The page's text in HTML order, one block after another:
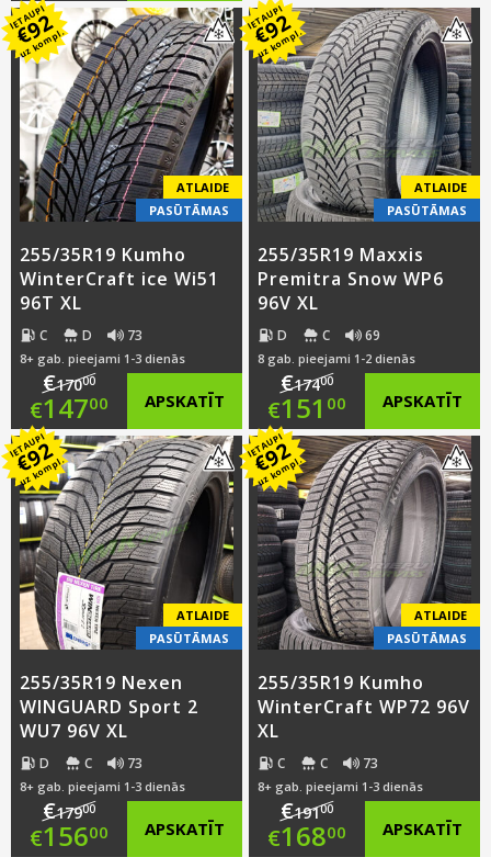
price
was:
€130.00.
Current
price
is:
€107.00.
was:
€132.00.
price
is:
€109.00.
IETAUPI
€92
uz kompl.
ATLAIDE
PASŪTĀMAS
255/35R19 Kumho
WinterCraft ice Wi51
96T XL
C D 73
8+ gab. pieejami 1-3 dienās
€17000
Original
price
was:
€170.00.
€14700
Current
price
is:
€147.00.
APSKATĪT
IETAUPI
€92
uz kompl.
ATLAIDE
PASŪTĀMAS
255/35R19 Maxxis
Premitra Snow WP6
96V XL
D C 69
8 gab. pieejami 1-2 dienās
€17400
Original
price
was:
€174.00.
€151 00
Current
price
is:
€151.00.
APSKATĪT
IETAUPI
€92
uz kompl.
ATLAIDE
PASŪTĀMAS
255/35R19 Nexen
WINGUARD Sport 2
WU7 96V XL
D C 73
8+ gab. pieejami 1-3 dienās
€17900
Original
€15600 APSKATĪT
IETAUPI
€92
uz kompl.
ATLAIDE
PASŪTĀMAS
255/35R19 Kumho
WinterCraft WP72 96V
XL
C C 73
8+ gab. pieejami 1-3 dienās
€19100
Original
€16800 APSKATĪT